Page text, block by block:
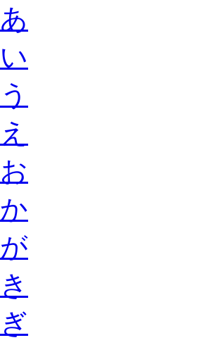
あ
い
う
え
お
か
が
き
ぎ